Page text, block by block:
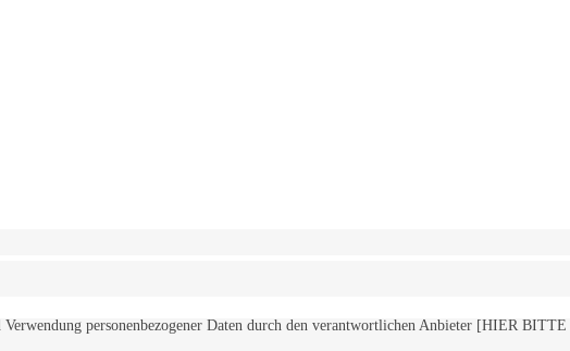
personenbezogener Daten durch den verantwortlichen Anbieter [HIER